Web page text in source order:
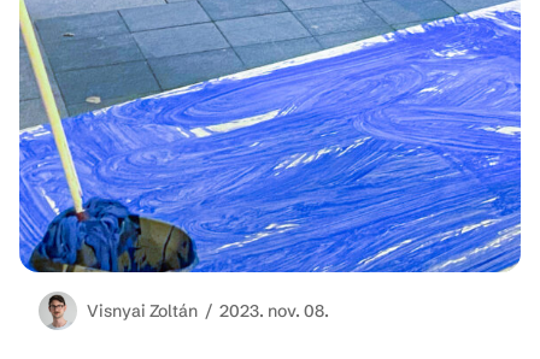
Visnyai Zoltán / 2023. nov. 08.